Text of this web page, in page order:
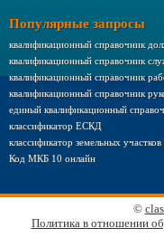
Популярные запросы
квалификационный справочник
квалификационный справочник
квалификационный справочник
квалификационный справочник
единый квалификационный
классификатор ЕСКД
классификатор земельных участков
Код МКБ 10 онлайн
©
Политика в отношении